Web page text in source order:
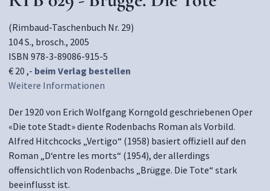
(Rimbaud-Taschenbuch Nr. 29)
104 S., brosch., 2005
ISBN 978-3-89086-915-5
€ 20 ,- beim Verlag bestellen
Weitere Informationen
Der 1920 von Erich Wolfgang Korngold geschriebenen Oper
«Die tote Stadt» diente Rodenbachs Roman als Vorbild.
Alfred Hitchcocks „Vertigo“ (1958) basiert offiziell auf den
Roman „D‘entre les morts“ (1954), der allerdings
offensichtlich von Rodenbachs „Brügge. Die Tote“ stark
beeinflusst ist.